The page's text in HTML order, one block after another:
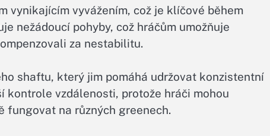
vynikajícím vyvážením, což je klíčové během
nežádoucí pohyby, což hráčům umožňuje
za nestabilitu.
shaftu, který jim pomáhá udržovat konzistentní
kontrole vzdálenosti, protože hráči mohou
fungovat na různých greenech.